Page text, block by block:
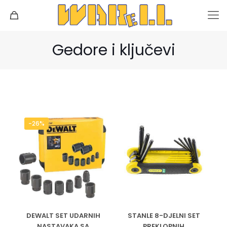
Gedore i ključevi
-26%
DEWALT SET UDARNIH
STANLE 8-DJELNI SET